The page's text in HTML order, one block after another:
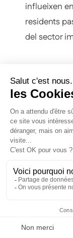
influeixen
residents
del sector
V.
La
suficient
patrimonial
dividends,
requereix